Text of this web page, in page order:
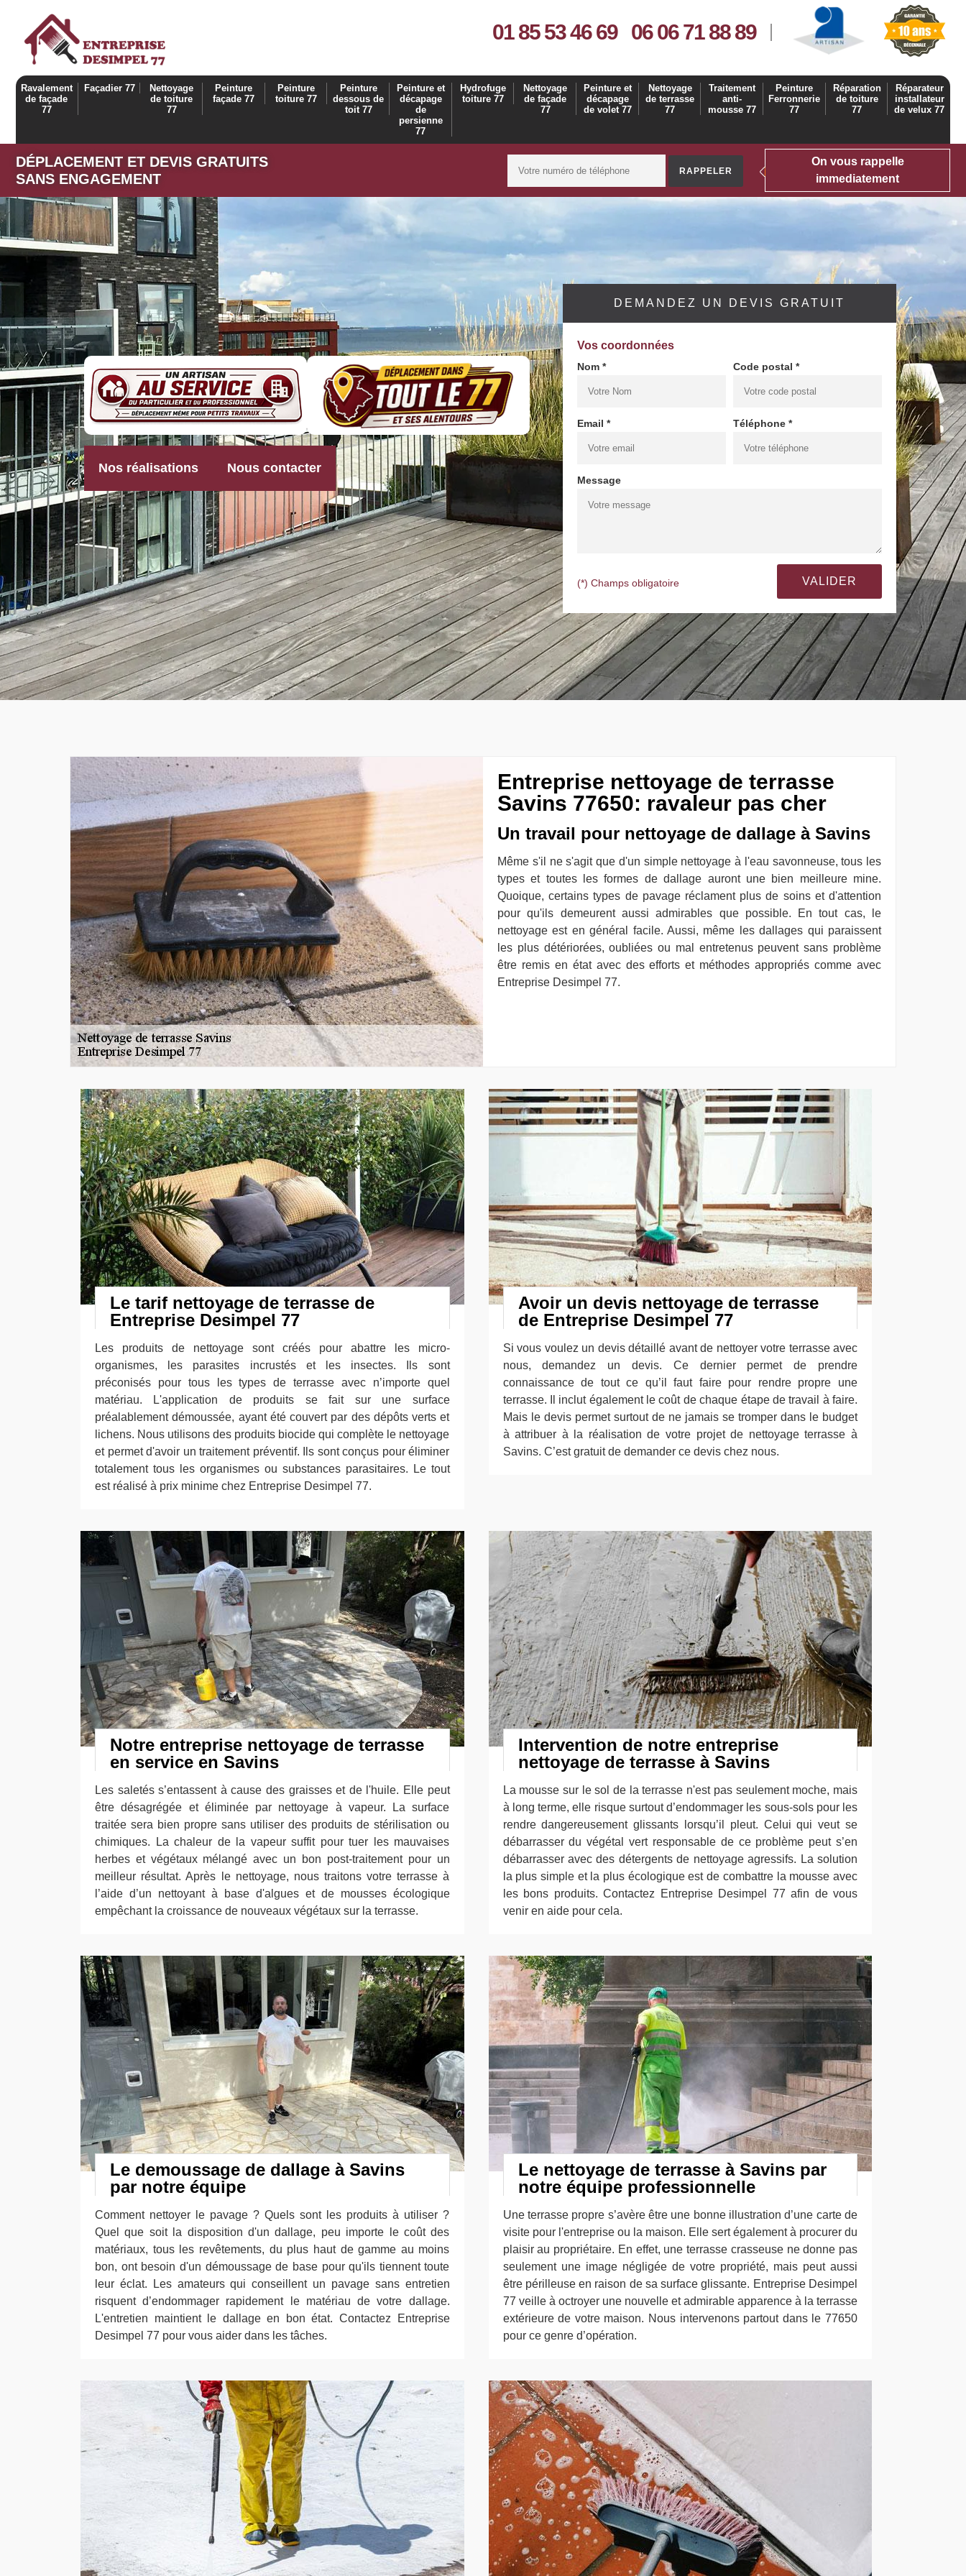
01 85 53 46 69 06 06 71 88 89
Ravalement
de façade
77
Façadier 77
Nettoyage
de toiture
77
Peinture
façade 77
Peinture
toiture 77
Peinture
dessous de
toit 77
Peinture et
décapage
de
persienne
77
Hydrofuge
toiture 77
Nettoyage
de façade
77
Peinture et
décapage
de volet 77
Nettoyage
de terrasse
77
Traitement
anti-
mousse 77
Peinture
Ferronnerie
77
Réparation
de toiture
77
Réparateur
installateur
de velux 77
DÉPLACEMENT ET DEVIS GRATUITS
SANS ENGAGEMENT
On vous rappelle
immediatement
Nos réalisations Nous contacter
DEMANDEZ UN DEVIS GRATUIT
Vos coordonnées
Nom * Code postal *
Email * Téléphone *
Message
(*) Champs obligatoire
Entreprise nettoyage de terrasse
Savins 77650: ravaleur pas cher
Un travail pour nettoyage de dallage à Savins
Même s'il ne s'agit que d'un simple nettoyage à l'eau savonneuse, tous les
types et toutes les formes de dallage auront une bien meilleure mine.
Quoique, certains types de pavage réclament plus de soins et d'attention
pour qu'ils demeurent aussi admirables que possible. En tout cas, le
nettoyage est en général facile. Aussi, même les dallages qui paraissent
les plus détériorées, oubliées ou mal entretenus peuvent sans problème
être remis en état avec des efforts et méthodes appropriés comme avec
Entreprise Desimpel 77.
Le tarif nettoyage de terrasse de
Entreprise Desimpel 77
Les produits de nettoyage sont créés pour abattre les micro-
organismes, les parasites incrustés et les insectes. Ils sont
préconisés pour tous les types de terrasse avec n’importe quel
matériau. L'application de produits se fait sur une surface
préalablement démoussée, ayant été couvert par des dépôts verts et
lichens. Nous utilisons des produits biocide qui complète le nettoyage
et permet d'avoir un traitement préventif. Ils sont conçus pour éliminer
totalement tous les organismes ou substances parasitaires. Le tout
est réalisé à prix minime chez Entreprise Desimpel 77.
Avoir un devis nettoyage de terrasse
de Entreprise Desimpel 77
Si vous voulez un devis détaillé avant de nettoyer votre terrasse avec
nous, demandez un devis. Ce dernier permet de prendre
connaissance de tout ce qu’il faut faire pour rendre propre une
terrasse. Il inclut également le coût de chaque étape de travail à faire.
Mais le devis permet surtout de ne jamais se tromper dans le budget
à attribuer à la réalisation de votre projet de nettoyage terrasse à
Savins. C’est gratuit de demander ce devis chez nous.
Notre entreprise nettoyage de terrasse
en service en Savins
Les saletés s’entassent à cause des graisses et de l'huile. Elle peut
être désagrégée et éliminée par nettoyage à vapeur. La surface
traitée sera bien propre sans utiliser des produits de stérilisation ou
chimiques. La chaleur de la vapeur suffit pour tuer les mauvaises
herbes et végétaux mélangé avec un bon post-traitement pour un
meilleur résultat. Après le nettoyage, nous traitons votre terrasse à
l’aide d’un nettoyant à base d'algues et de mousses écologique
empêchant la croissance de nouveaux végétaux sur la terrasse.
Intervention de notre entreprise
nettoyage de terrasse à Savins
La mousse sur le sol de la terrasse n'est pas seulement moche, mais
à long terme, elle risque surtout d’endommager les sous-sols pour les
rendre dangereusement glissants lorsqu’il pleut. Celui qui veut se
débarrasser du végétal vert responsable de ce problème peut s’en
débarrasser avec des détergents de nettoyage agressifs. La solution
la plus simple et la plus écologique est de combattre la mousse avec
les bons produits. Contactez Entreprise Desimpel 77 afin de vous
venir en aide pour cela.
Le demoussage de dallage à Savins
par notre équipe
Comment nettoyer le pavage ? Quels sont les produits à utiliser ?
Quel que soit la disposition d'un dallage, peu importe le coût des
matériaux, tous les revêtements, du plus haut de gamme au moins
bon, ont besoin d'un démoussage de base pour qu'ils tiennent toute
leur éclat. Les amateurs qui conseillent un pavage sans entretien
risquent d’endommager rapidement le matériau de votre dallage.
L'entretien maintient le dallage en bon état. Contactez Entreprise
Desimpel 77 pour vous aider dans les tâches.
Le nettoyage de terrasse à Savins par
notre équipe professionnelle
Une terrasse propre s’avère être une bonne illustration d’une carte de
visite pour l'entreprise ou la maison. Elle sert également à procurer du
plaisir au propriétaire. En effet, une terrasse crasseuse ne donne pas
seulement une image négligée de votre propriété, mais peut aussi
être périlleuse en raison de sa surface glissante. Entreprise Desimpel
77 veille à octroyer une nouvelle et admirable apparence à la terrasse
extérieure de votre maison. Nous intervenons partout dans le 77650
pour ce genre d’opération.